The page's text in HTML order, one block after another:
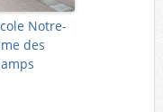
Notre-
des